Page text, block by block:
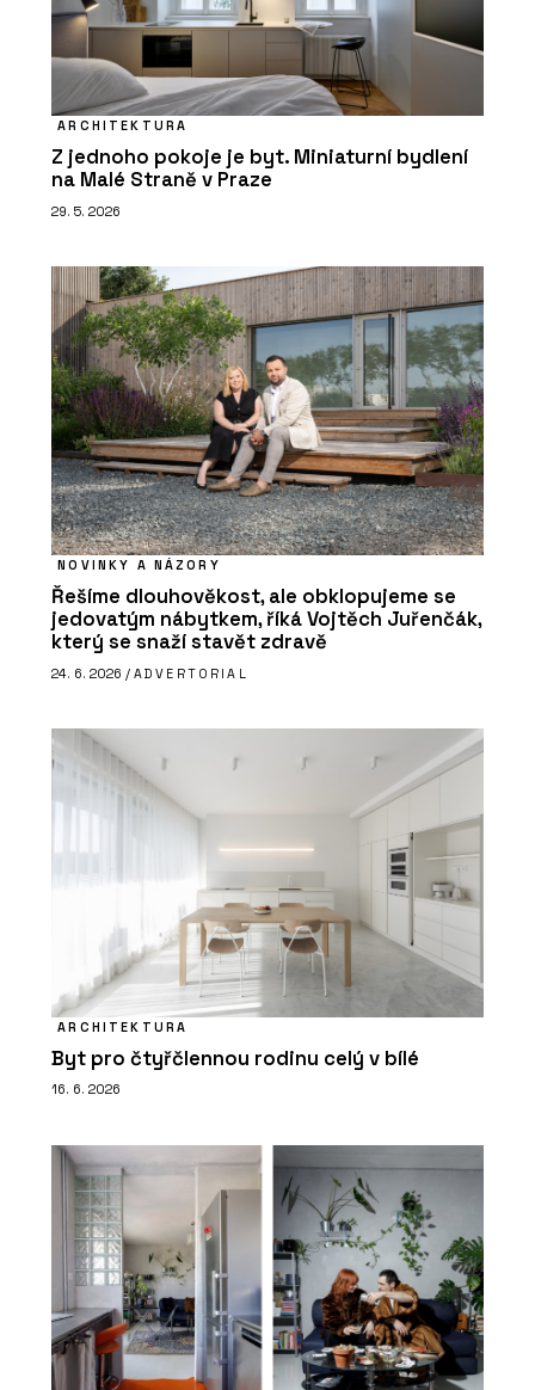
ARCHITEKTURA
Z jednoho pokoje je byt. Miniaturní bydlení
na Malé Straně v Praze
29. 5. 2026
NOVINKY A NÁZORY
Řešíme dlouhověkost, ale obklopujeme se
jedovatým nábytkem, říká Vojtěch Juřenčák,
který se snaží stavět zdravě
24. 6. 2026 / ADVERTORIAL
ARCHITEKTURA
Byt pro čtyřčlennou rodinu celý v bílé
16. 6. 2026